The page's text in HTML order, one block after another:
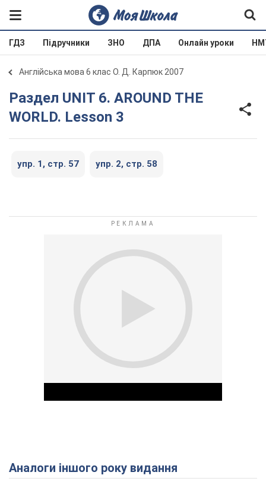
ГДЗ Підручники ЗНО ДПА Онлайн уроки
Англійська мова 6 клас О. Д. Карпюк 2007
Раздел UNIT 6. AROUND THE
WORLD. Lesson 3
упр. 1, стр. 57 упр. 2, стр. 58
Play Video
Аналоги іншого року видання